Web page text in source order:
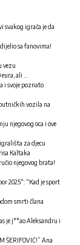
svakog igrača je da
sa fanovima!
vezu
ali …
i svoje poznato
vozila na
njegovog oca i ove
za djecu
Kaltaka
njegovog brata!
2025“: “Kad je sport
smrti člana
je j**ao Aleksandru i
ŠERIFOVIĆ!” Ana